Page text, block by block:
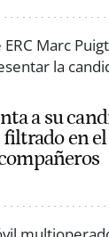
a su
en